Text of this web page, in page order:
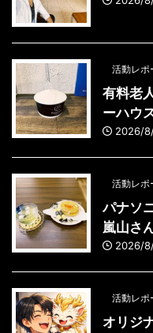
活動レポ
有料老
ーハウ
2026/
活動レポ
パナソ
嵐山さ
2026/
活動レポ
オリジ